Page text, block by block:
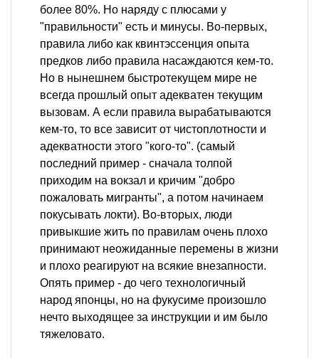
более 80%. Но наряду с плюсами у
"правильности" есть и минусы. Во-первых,
правила либо как квинтэссенция опыта
предков либо правила насаждаются кем-то.
Но в нынешнем быстротекущем мире не
всегда прошлый опыт адекватен текущим
вызовам. А если правила вырабатываются
кем-то, то все зависит от чистоплотности и
адекватности этого "кого-то". (самый
последний пример - сначала толпой
приходим на вокзал и кричим "добро
пожаловать мигранты", а потом начинаем
покусывать локти). Во-вторых, люди
привыкшие жить по правилам очень плохо
принимают неожиданные перемены в жизни
и плохо реагируют на всякие внезапности.
Опять пример - до чего технологичный
народ японцы, но на фукусиме произошло
нечто выходящее за инструкции и им было
тяжеловато.